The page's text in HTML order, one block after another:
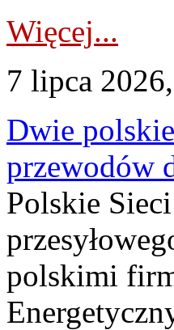
Więcej...
7 lipca
Dwie
przewodów
Polskie
polskimi